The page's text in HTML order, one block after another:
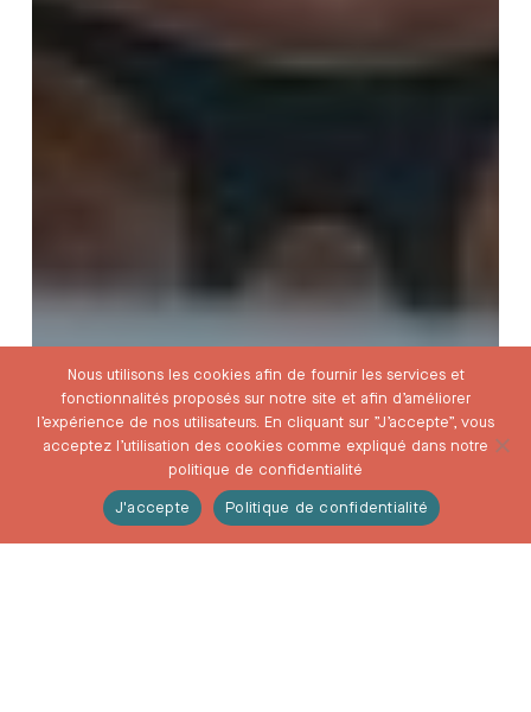
Nous utilisons les cookies afin de fournir les services et
fonctionnalités proposés sur notre site et afin d’améliorer
l’expérience de nos utilisateurs. En cliquant sur ”J’accepte”, vous
acceptez l’utilisation des cookies comme expliqué dans notre
politique de confidentialité
J'accepte Politique de confidentialité